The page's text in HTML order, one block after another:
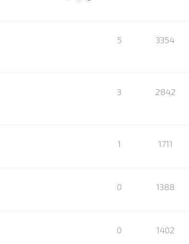
5 3354
3 2842
1 1711
0 1388
0 1402